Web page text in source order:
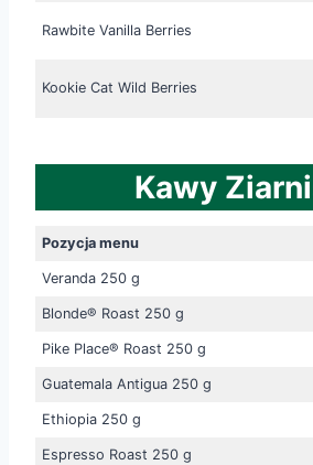
Rawbite Vanilla Berries
Kookie Cat Wild Berries
Kawy
Pozycja menu
Veranda 250 g
Blonde® Roast 250 g
Pike Place® Roast 250 g
Guatemala Antigua 250 g
Ethiopia 250 g
Espresso Roast 250 g